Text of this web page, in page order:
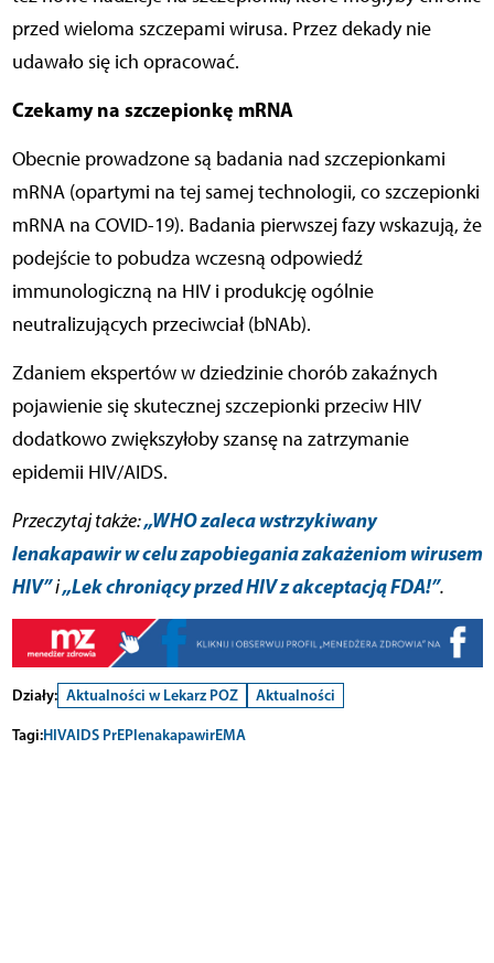
przed wieloma szczepami wirusa. Przez dekady nie
udawało się ich opracować.
Czekamy na szczepionkę mRNA
Obecnie prowadzone są badania nad szczepionkami
mRNA (opartymi na tej samej technologii, co szczepionki
mRNA na COVID-19). Badania pierwszej fazy wskazują, że
podejście to pobudza wczesną odpowiedź
immunologiczną na HIV i produkcję ogólnie
neutralizujących przeciwciał (bNAb).
Zdaniem ekspertów w dziedzinie chorób zakaźnych
pojawienie się skutecznej szczepionki przeciw HIV
dodatkowo zwiększyłoby szansę na zatrzymanie
epidemii HIV/AIDS.
Przeczytaj także:„WHO zaleca wstrzykiwany
lenakapawir w celu zapobiegania zakażeniom wirusem
HIV”i„Lek chroniący przed HIV z akceptacją FDA!”.
Działy: Aktualności w Lekarz POZ
Aktualności
Tagi:HIVAIDS PrEPlenakapawirEMA